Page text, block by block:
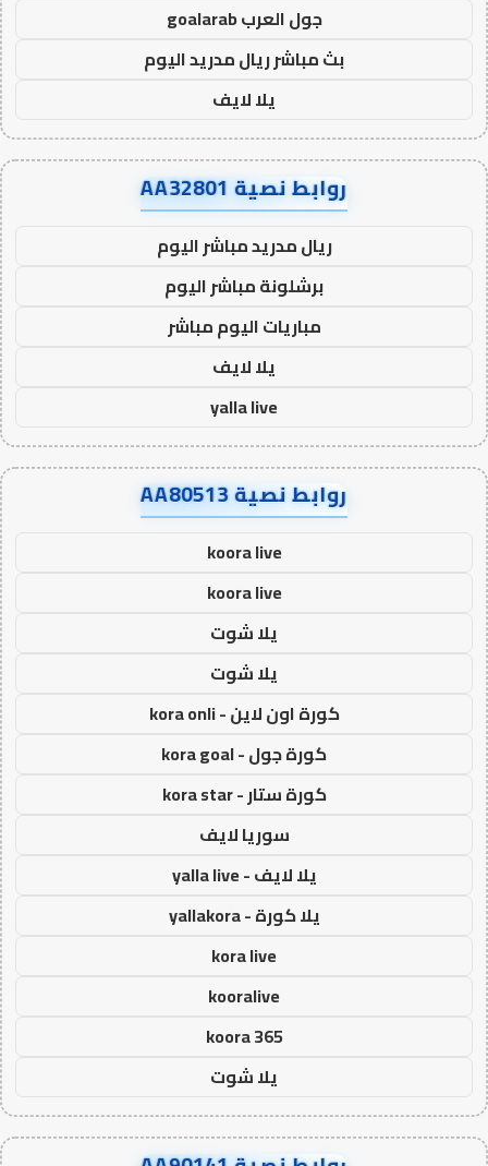
جول العرب goalarab
بث مباشر ريال مدريد اليوم
يلا لايف
روابط نصية AA32801
ريال مدريد مباشر اليوم
برشلونة مباشر اليوم
مباريات اليوم مباشر
يلا لايف
yalla live
روابط نصية AA80513
koora live
koora live
يلا شوت
يلا شوت
كورة اون لاين - kora onli
كورة جول - kora goal
كورة ستار - kora star
سوريا لايف
يلا لايف - yalla live
يلا كورة - yallakora
kora live
kooralive
koora 365
يلا شوت